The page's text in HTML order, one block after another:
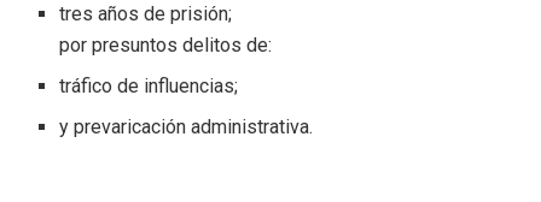
tres años de prisión;
por presuntos delitos de:
tráfico de influencias;
y prevaricación administrativa.